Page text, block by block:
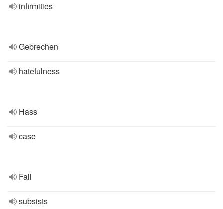
infirmities
Gebrechen
hatefulness
Hass
case
Fall
subsists